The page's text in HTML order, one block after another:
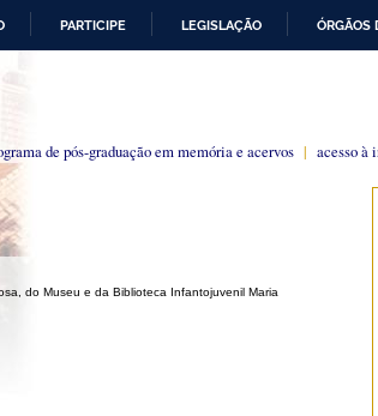
PARTICIPE LEGISLAÇÃO ÓRGÃOS
de pós-graduação em memória e acervos | acesso à
do Museu e da Biblioteca Infantojuvenil Maria